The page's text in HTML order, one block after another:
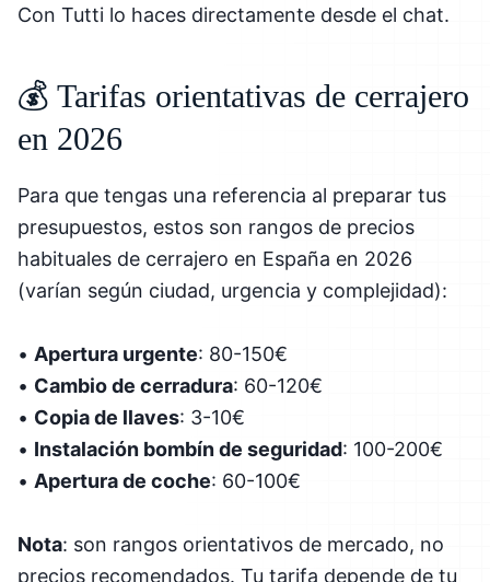
Con Tutti lo haces directamente desde el chat.
💰 Tarifas orientativas de cerrajero
en 2026
Para que tengas una referencia al preparar tus
presupuestos, estos son rangos de precios
habituales de cerrajero en España en 2026
(varían según ciudad, urgencia y complejidad):
• Apertura urgente: 80-150€
• Cambio de cerradura: 60-120€
• Copia de llaves: 3-10€
• Instalación bombín de seguridad: 100-200€
• Apertura de coche: 60-100€
Nota: son rangos orientativos de mercado, no
precios recomendados. Tu tarifa depende de tu